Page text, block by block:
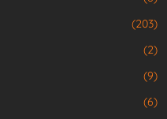
(203)
(2)
(9)
(6)